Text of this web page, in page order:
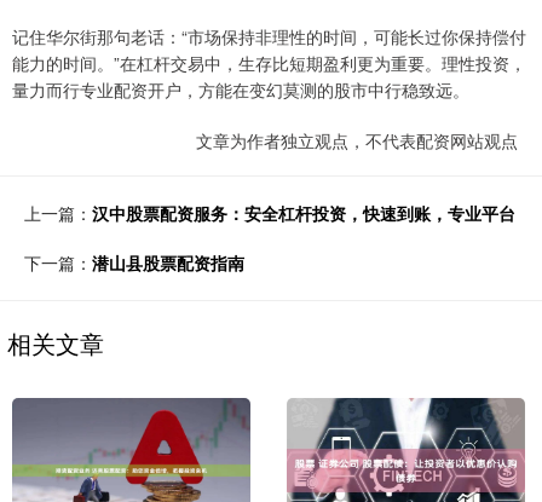
记住华尔街那句老话：“市场保持非理性的时间，可能长过你保持偿付
能力的时间。”在杠杆交易中，生存比短期盈利更为重要。理性投资，
量力而行专业配资开户，方能在变幻莫测的股市中行稳致远。
文章为作者独立观点，不代表配资网站观点
上一篇： 汉中股票配资服务：安全杠杆投资，快速到账，专业平台
下一篇： 潜山县股票配资指南
相关文章